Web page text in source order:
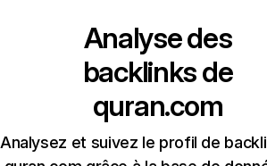
Analyse des
backlinks de
quran.com
Analysez et suivez le profil de